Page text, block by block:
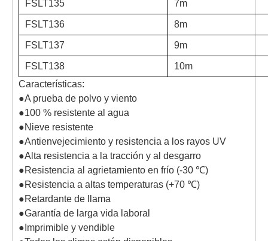
FSLT135 7m
FSLT136 8m
FSLT137 9m
FSLT138
10m
Características:
●A prueba de polvo y viento
●100 % resistente al agua
●Nieve resistente
●Antienvejecimiento y resistencia a los rayos UV
●Alta resistencia a la tracción y al desgarro
●Resistencia al agrietamiento en frío (-30 ℃)
●Resistencia a altas temperaturas (+70 ℃)
●Retardante de llama
●Garantía de larga vida laboral
●Imprimible y vendible